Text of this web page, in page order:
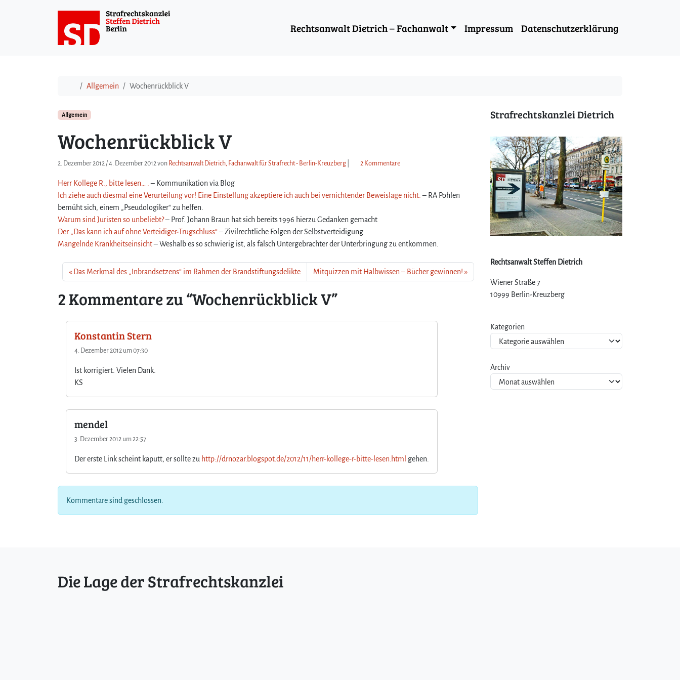
Rechtsanwalt Dietrich – Fachanwalt Impressum Datenschutzerklärung
StartAllgemein Wochenrückblick V
Allgemein
Wochenrückblick V
2. Dezember 2012 /4. Dezember 2012von Rechtsanwalt Dietrich, Fachanwalt für Strafrecht - Berlin-Kreuzberg 2 Kommentarez
o
r
c
Herr Kollege R., bitte lesen… .
– Kommunikation via Blog
Ich ziehe auch diesmal eine Verurteilung vor! Eine Einstellung akzeptiere ich auch bei vernichtender Beweislage nicht. – RA Pohlen
bemüht sich, einem „Pseudologiker“ zu helfen.
Warum sind Juristen so unbeliebt?– Prof. Johann Braun hat sich bereits 1996 hierzu Gedanken gemacht
Der „Das kann ich auf ohne Verteidiger-Trugschluss“– Zivilrechtliche Folgen der Selbstverteidigung
Mangelnde Krankheitseinsicht– Weshalb es so schwierig ist, als fälsch Untergebrachter der Unterbringung zu entkommen.
Das Merkmal des „Inbrandsetzens“ im Rahmen der Brandstiftungsdelikte Mitquizzen mit Halbwissen – Bücher gewinnen!
2 Kommentare zu “Wochenrückblick V”
Konstantin Stern
4. Dezember 2012 um 07:30
Ist korrigiert. Vielen Dank.
KS
mendel
3. Dezember 2012 um 22:57
Der erste Link scheint kaputt, er sollte zu http://drnozar.blogspot.de/2012/11/herr-kollege-r-bitte-lesen.html gehen.
Kommentare sind geschlossen.
Strafrechtskanzlei Dietrich
Rechtsanwalt Steffen Dietrich
Wiener Straße 7
10999 Berlin-Kreuzberg
Kategorien
Archiv
Die Lage der Strafrechtskanzlei